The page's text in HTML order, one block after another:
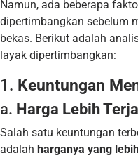
Namun, ada beberapa
dipertimbangkan sebelum
bekas. Berikut adalah
layak dipertimbangkan:
1. Keuntungan
a. Harga Lebih
Salah satu keuntungan
adalah harganya yang